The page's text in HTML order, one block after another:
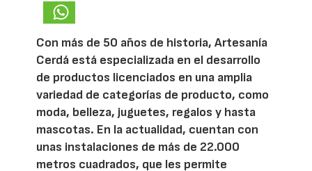
Con más de 50 años de historia, Artesanía
Cerdá está especializada en el desarrollo
de productos licenciados en una amplia
variedad de categorías de producto, como
moda, belleza, juguetes, regalos y hasta
mascotas. En la actualidad, cuentan con
unas instalaciones de más de 22.000
metros cuadrados, que les permite